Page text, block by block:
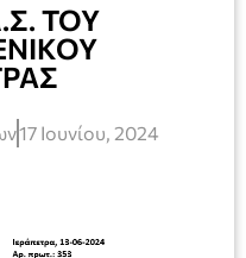
ΤΟΥ
17 Ιουνίου, 2024